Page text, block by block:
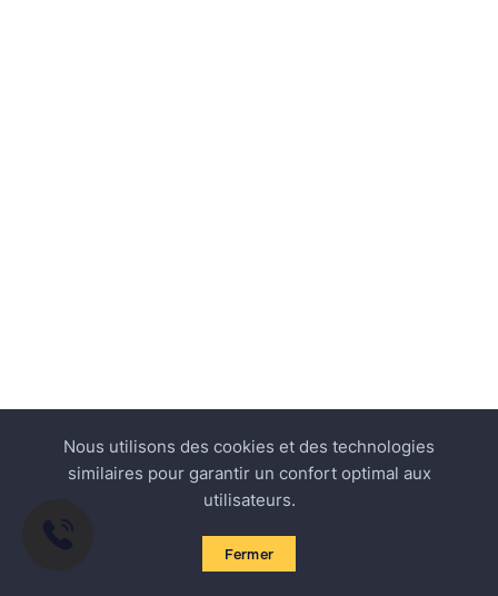
Nous utilisons des cookies et des technologies
similaires pour garantir un confort optimal aux
utilisateurs.
Fermer